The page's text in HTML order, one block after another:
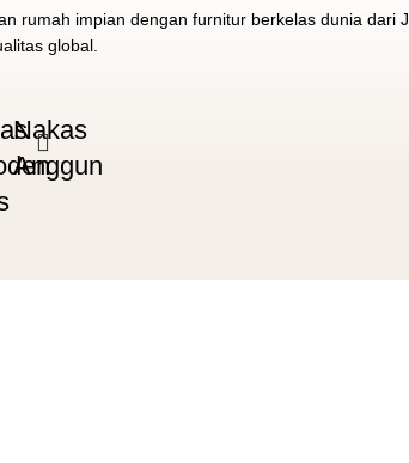
rumah impian dengan furnitur berkelas dunia dari
global.
Nakas
Anggun